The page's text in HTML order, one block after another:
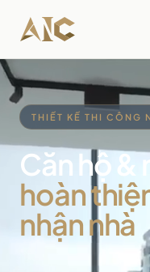
Bỏ qua tới nội dung
THIẾT KẾ THI CÔNG
Căn hộ &
hoàn
nhận nhà